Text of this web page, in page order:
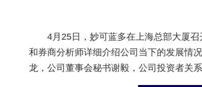
4月 25 日， 妙可蓝多在上海总部大厦召
和券商分析师详细介绍公司当下的发展情
龙，公司董事会秘书谢毅，公司投资者关